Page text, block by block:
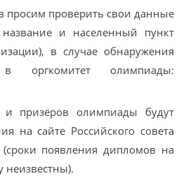
просим проверить свои данные
и населенный пункт
в случае обнаружения
оргкомитет олимпиады:
призёров олимпиады будут
на сайте Российского совета
появления дипломов на
неизвестны).